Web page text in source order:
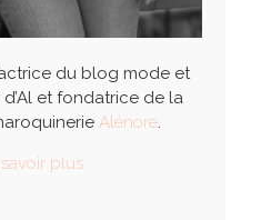
du blog mode et
d’Al et fondatrice de la
Alénore.
plus